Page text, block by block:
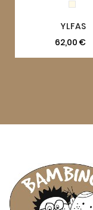
YLFAS
62,00 €